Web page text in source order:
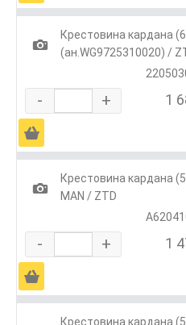
1
Крестовина кардана
(ан.WG9725310020) /
- + 1
Ä
1
Крестовина кардана
MAN / ZTD
- + 1
Ä
Крестовина кардана